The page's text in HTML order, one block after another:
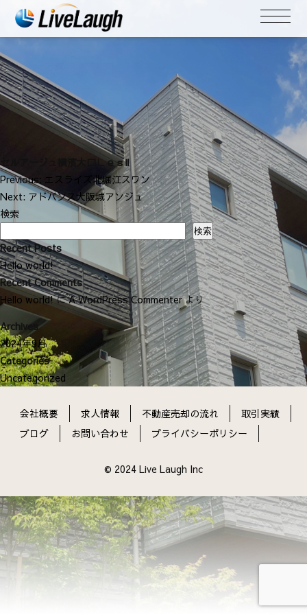
セルアージュ横濱大口ＬｅｓⅡ
投
稿
ナ
ゲ
ー
シ
ョ
Previous: エスライズ北堀江スワン
Next: アドバンス大阪城アンジュ
検索
検索
Recent Posts
Hello world!
Recent Comments
Hello world!にA WordPress Commenterより
Archives
2024年9月
Categories
Uncategorized
会社概要 求人情報 不動産売却の流れ
取引実績
ブログ
お問い合わせ プライバシーポリシー
© 2024 Live Laugh Inc